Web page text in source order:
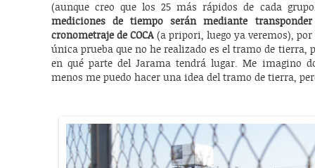
(aunque creo que los 25 más rápidos de cada
mediciones de tiempo serán mediante
cronometraje de COCA(a pripori, luego ya veremos), por
única prueba que no he realizado es el tramo de tierra,
en qué parte del Jarama tendrá lugar. Me imagino
menos me puedo hacer una idea del tramo de tierra,